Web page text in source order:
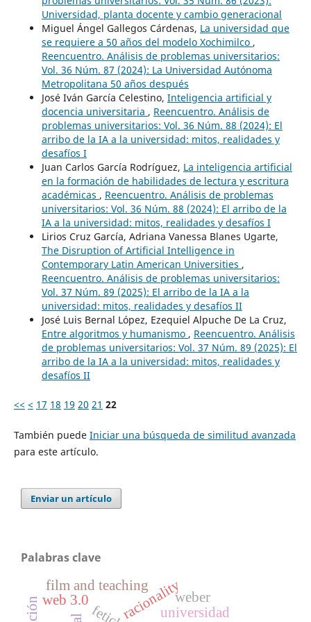
Universidad, planta docente y cambio generacional
Miguel Ángel Gallegos Cárdenas, La universidad que
se requiere a 50 años del modelo Xochimilco ,
Reencuentro. Análisis de problemas universitarios:
Vol. 36 Núm. 87 (2024): La Universidad Autónoma
Metropolitana 50 años después
José Iván García Celestino, Inteligencia artificial y
docencia universitaria , Reencuentro. Análisis de
problemas universitarios: Vol. 36 Núm. 88 (2024): El
arribo de la IA a la universidad: mitos, realidades y
desafíos I
Juan Carlos García Rodríguez, La inteligencia artificial
en la formación de habilidades de lectura y escritura
académicas , Reencuentro. Análisis de problemas
universitarios: Vol. 36 Núm. 88 (2024): El arribo de la
IA a la universidad: mitos, realidades y desafíos I
Lirios Cruz García, Adriana Vanessa Blanes Ugarte,
The Disruption of Artificial Intelligence in
Contemporary Latin American Universities ,
Reencuentro. Análisis de problemas universitarios:
Vol. 37 Núm. 89 (2025): El arribo de la IA a la
universidad: mitos, realidades y desafíos II
José Luis Bernal López, Ezequiel Alpuche De La Cruz,
Entre algoritmos y humanismo , Reencuentro. Análisis
de problemas universitarios: Vol. 37 Núm. 89 (2025): El
arribo de la IA a la universidad: mitos, realidades y
desafíos II
<< < 17 18 19 20 21 22
También puede Iniciar una búsqueda de similitud avanzada
para este artículo.
Enviar un artículo
Palabras clave
universidad
racionalityweber
film and teaching
web 3.0